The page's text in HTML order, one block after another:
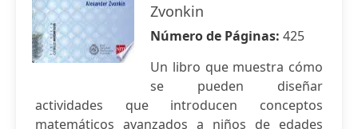
Zvonkin
Número de Páginas: 425
Un libro que muestra cómo
se pueden diseñar
actividades que introducen conceptos
matemáticos avanzados a niños de edades